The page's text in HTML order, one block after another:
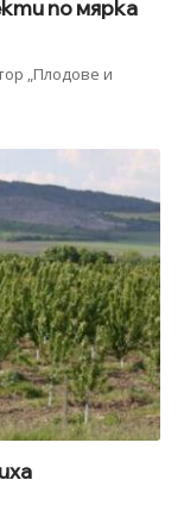
по мярка
„Плодове и